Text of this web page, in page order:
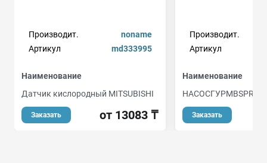
Производит.
noname
Артикул
md333995
Наименование
Датчик кислородный MITSUBISHI
Заказать от 13083 ₸
Производит.
Артикул
Наименование
Заказать